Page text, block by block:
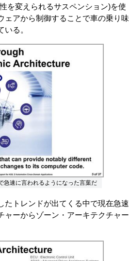
を変えられるサスペンション)を使
ェアから制御することで車の乗り味
る。
急速に言われるようになった言葉だ
トレンドが出てくる中で現在急速
ャーからゾーン・アーキテクチャー